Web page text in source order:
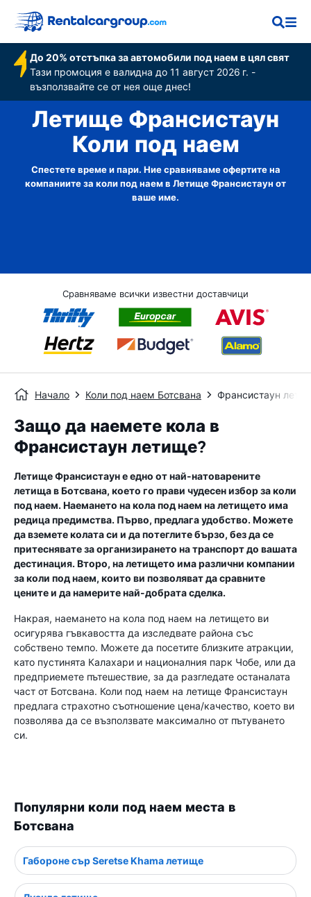
До 20% отстъпка за автомобили под наем в цял свят
Тази промоция е валидна до 11 август 2026 г. -
възползвайте се от нея още днес!
Летище Франсистаун
Коли под наем
Спестете време и пари. Ние сравняваме офертите на
компаниите за коли под наем в Летище Франсистаун от
ваше име.
Сравняваме всички известни доставчици
Начало Коли под наем Ботсвана Франсистаун
Защо да наемете кола в
Франсистаун летище?
Летище Франсистаун е едно от най-натоварените
летища в Ботсвана, което го прави чудесен избор за коли
под наем. Наемането на кола под наем на летището има
редица предимства. Първо, предлага удобство. Можете
да вземете колата си и да потеглите бързо, без да се
притеснявате за организирането на транспорт до вашата
дестинация. Второ, на летището има различни компании
за коли под наем, които ви позволяват да сравните
цените и да намерите най-добрата сделка.
Накрая, наемането на кола под наем на летището ви
осигурява гъвкавостта да изследвате района със
собствено темпо. Можете да посетите близките атракции,
като пустинята Калахари и националния парк Чобе, или да
предприемете пътешествие, за да разгледате останалата
част от Ботсвана. Коли под наем на летище Франсистаун
предлага страхотно съотношение цена/качество, което ви
позволява да се възползвате максимално от пътуването
си.
Популярни коли под наем места в
Ботсвана
Габороне сър Seretse Khama летище